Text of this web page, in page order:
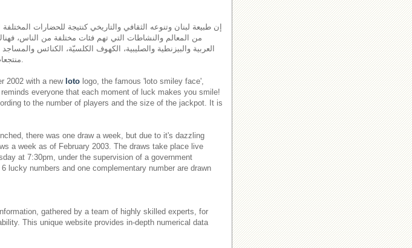
إن طبيعة لبنان وتنوعه الثقافي والتاريخي كنتيجة للحضارات
من المعالم والنشاطات التي تهم فئات مختلفة من الناس، فهناك
العربية والبيزنطية والصليبية، الكهوف الكلسيّة، الكنائس
منتجعات التزلج الجبلية، بالإضافة إلى المطبخ اللبناني المشهور عالميًّا.
2002 with a new loto logo, the famous 'loto smiley face',
everyone that each moment of luck makes you smile!
to the number of players and the size of the jackpot. It is
there was one draw a week, but due to it's dazzling
a week as of February 2003. The draws take place live
at 7:30pm, under the supervision of a government
lucky numbers and one complementary number are drawn
gathered by a team of highly skilled experts, for
This unique website provides in-depth numerical data